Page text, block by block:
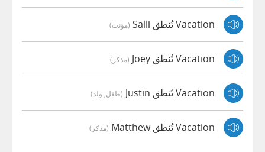
Vacation تُنطق Salli (مؤنث)
Vacation تُنطق Joey (مذكر)
Vacation تُنطق Justin (طفل, ولد)
Vacation تُنطق Matthew (مذكر)